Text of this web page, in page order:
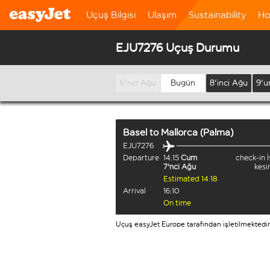
Uçuş Bilgisi Ulaşım Sustainability
EJU7276 Uçuş Durumu
6'ncı Ağu Bugün 8'inci Ağu
Basel to Mallorca (Palma)
EJU7276
Departure 14:15 Cum
7'nci Ağu
check-in
Estimated 14:18
Arrival
16:10
On time
Uçuş easyJet Europe tarafından işletilmektedir